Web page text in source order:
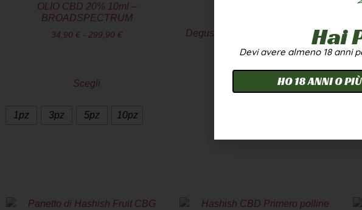
OLIO CBD 20% 10ml –
BROADSPECTRUM
34,90 € - 299,90 €
Scegli
1pz 3pz 5pz 10pz
Degustazione Hash CBD 7 varietà
Hai
Devi avere almeno 18 anni
HO 18 ANNI O PIÙ